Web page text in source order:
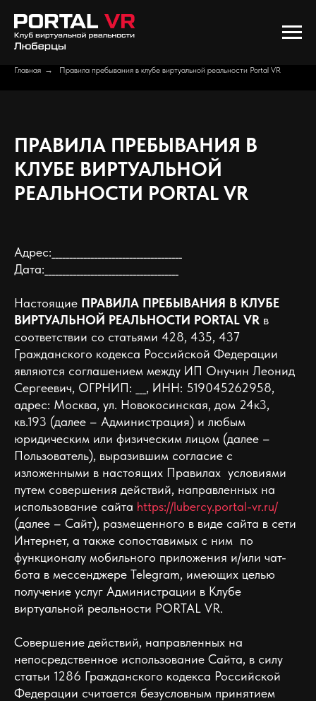
Главная → Правила пребывания в клубе виртуальной реальности Portal VR
ПРАВИЛА ПРЕБЫВАНИЯ В
КЛУБЕ ВИРТУАЛЬНОЙ
РЕАЛЬНОСТИ PORTAL VR
Адрес:_____________________________________
Дата:______________________________________
Настоящие ПРАВИЛА ПРЕБЫВАНИЯ В КЛУБЕ
ВИРТУАЛЬНОЙ РЕАЛЬНОСТИ PORTAL VR в
соответствии со статьями 428, 435, 437
Гражданского кодекса Российской Федерации
являются соглашением между ИП Онучин Леонид
Сергеевич, ОГРНИП: ___, ИНН: 519045262958,
адрес: Москва, ул. Новокосинская, дом 24к3,
кв.193 (далее – Администрация) и любым
юридическим или физическим лицом (далее –
Пользователь), выразившим согласие с
изложенными в настоящих Правилах условиями
путем совершения действий, направленных на
использование сайта https://lubercy.portal-vr.ru/
(далее – Сайт), размещенного в виде сайта в сети
Интернет, а также сопоставимых c ним по
функционалу мобильного приложения и/или чат-
бота в мессенджере Telegram, имеющих целью
получение услуг Администрации в Клубе
виртуальной реальности PORTAL VR.
Совершение действий, направленных на
непосредственное использование Сайта, в силу
статьи 1286 Гражданского кодекса Российской
Федерации считается безусловным принятием